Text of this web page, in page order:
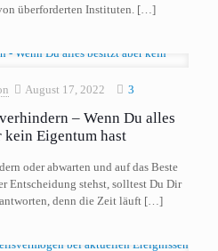
überforderten Instituten. […]
August 17, 2022 3
– Wenn Du alles
kein Eigentum hast
oder abwarten und auf das Beste
Entscheidung stehst, solltest Du Dir
denn die Zeit läuft[…]